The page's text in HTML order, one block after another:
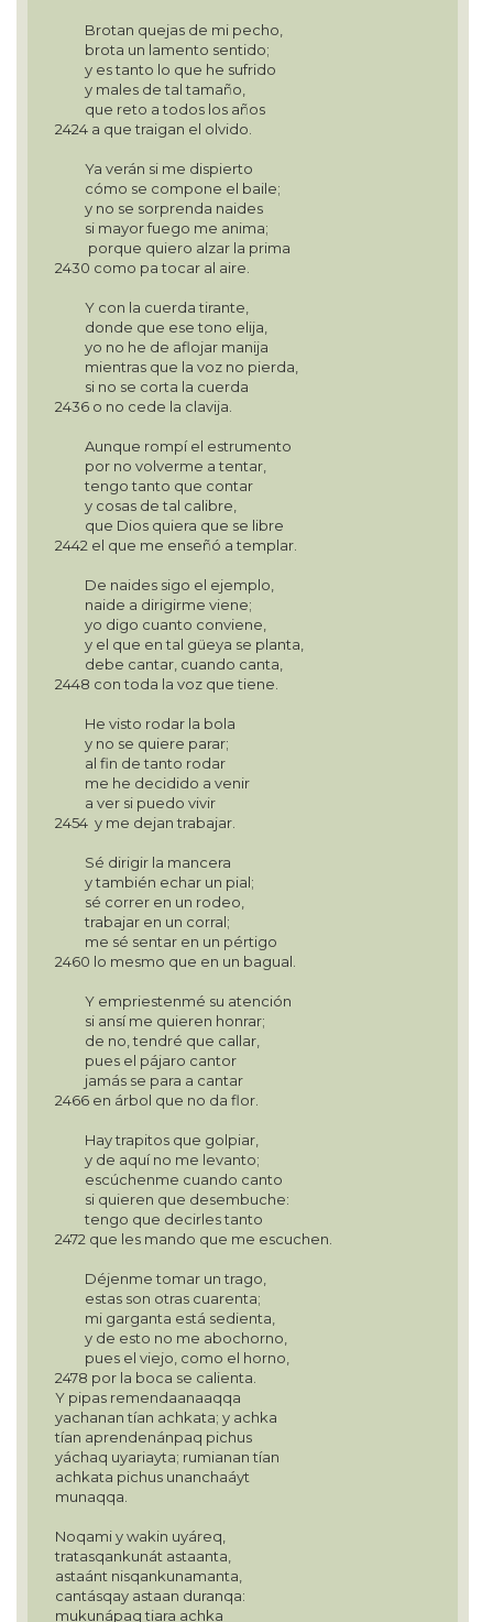
Brotan quejas de mi pecho,
brota un lamento sentido;
y es tanto lo que he sufrido
y males de tal tamaño,
que reto a todos los años
2424 a que traigan el olvido.
Ya verán si me dispierto
cómo se compone el baile;
y no se sorprenda naides
si mayor fuego me anima;
porque quiero alzar la prima
2430 como pa tocar al aire.
Y con la cuerda tirante,
donde que ese tono elija,
yo no he de aflojar manija
mientras que la voz no pierda,
si no se corta la cuerda
2436 o no cede la clavija.
Aunque rompí el estrumento
por no volverme a tentar,
tengo tanto que contar
y cosas de tal calibre,
que Dios quiera que se libre
2442 el que me enseñó a templar.
De naides sigo el ejemplo,
naide a dirigirme viene;
yo digo cuanto conviene,
y el que en tal güeya se planta,
debe cantar, cuando canta,
2448 con toda la voz que tiene.
He visto rodar la bola
y no se quiere parar;
al fin de tanto rodar
me he decidido a venir
a ver si puedo vivir
2454 y me dejan trabajar.
Sé dirigir la mancera
y también echar un pial;
sé correr en un rodeo,
trabajar en un corral;
me sé sentar en un pértigo
2460 lo mesmo que en un bagual.
Y empriestenmé su atención
si ansí me quieren honrar;
de no, tendré que callar,
pues el pájaro cantor
jamás se para a cantar
2466 en árbol que no da flor.
Hay trapitos que golpiar,
y de aquí no me levanto;
escúchenme cuando canto
si quieren que desembuche:
tengo que decirles tanto
2472 que les mando que me escuchen.
Déjenme tomar un trago,
estas son otras cuarenta;
mi garganta está sedienta,
y de esto no me abochorno,
pues el viejo, como el horno,
2478 por la boca se calienta.
Y pipas remendaanaaqqa
yachanan tían achkata; y achka
tían aprendenánpaq pichus
yáchaq uyariayta; rumianan tían
achkata pichus unanchaáyt
munaqqa.
Noqami y wakin uyáreq,
tratasqankunát astaanta,
astaánt nisqankunamanta,
cantásqay astaan duranqa:
mukunápaq tiara achka